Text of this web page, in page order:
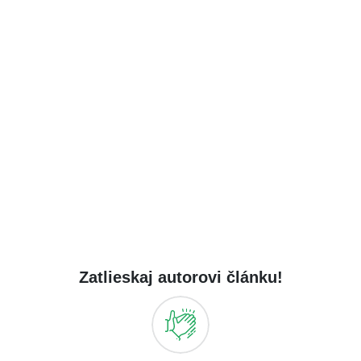
Zatlieskaj autorovi článku!